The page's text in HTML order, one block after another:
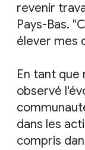
revenir
Pays-Bas.
élever mes
En tant que
observé
dans les
compris